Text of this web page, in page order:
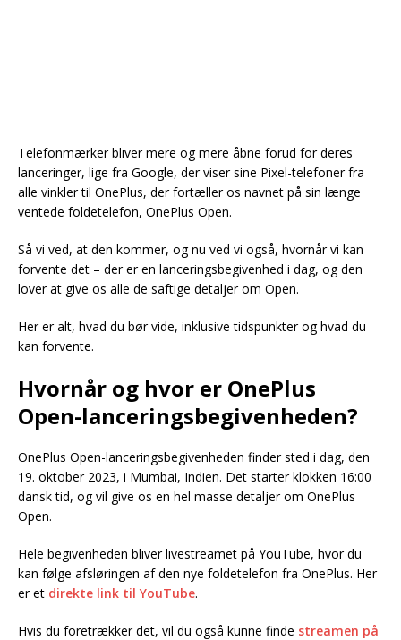
Telefonmærker bliver mere og mere åbne forud for deres
lanceringer, lige fra Google, der viser sine Pixel-telefoner fra
alle vinkler til OnePlus, der fortæller os navnet på sin længe
ventede foldetelefon, OnePlus Open.
Så vi ved, at den kommer, og nu ved vi også, hvornår vi kan
forvente det – der er en lanceringsbegivenhed i dag, og den
lover at give os alle de saftige detaljer om Open.
Her er alt, hvad du bør vide, inklusive tidspunkter og hvad du
kan forvente.
Hvornår og hvor er OnePlus
Open-lanceringsbegivenheden?
OnePlus Open-lanceringsbegivenheden finder sted i dag, den
19. oktober 2023, i Mumbai, Indien. Det starter klokken 16:00
dansk tid, og vil give os en hel masse detaljer om OnePlus
Open.
Hele begivenheden bliver livestreamet på YouTube, hvor du
kan følge afsløringen af den nye foldetelefon fra OnePlus. Her
er et direkte link til YouTube.
Hvis du foretrækker det, vil du også kunne finde streamen på